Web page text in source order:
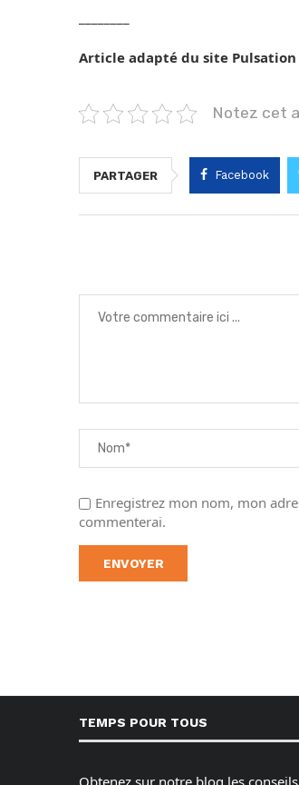
Article adapté du site Pulsation
Notez cet
PARTAGER Facebook
Enregistrez mon nom, mon
commenterai.
TEMPS POUR TOUS
Obtenez sur notre blog les conseils,